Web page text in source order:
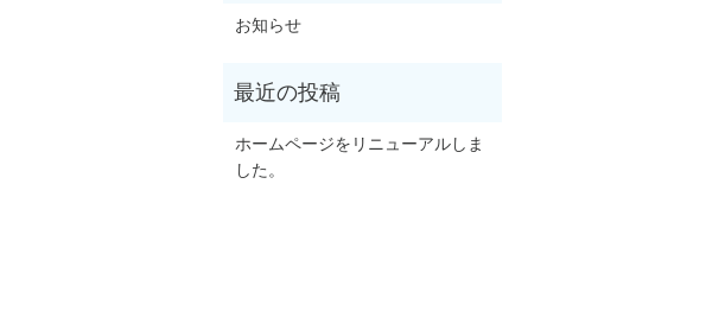
お知らせ
ホームページをリニューアルしま
した。